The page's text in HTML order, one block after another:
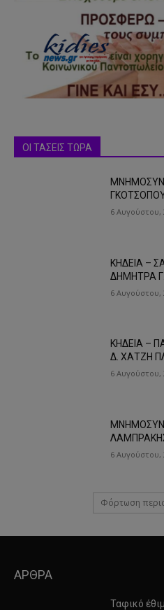
ΟΙ ΤΑΣΕΙΣ ΤΩΡΑ
6 Αυγούστου,
ΚΗΔΕΙΑ –
ΔΗΜΗΤΡΑ
6 Αυγούστου,
ΚΗΔΕΙΑ –
Δ. ΧΑΤΖΗ
6 Αυγούστου,
6 Αυγούστου,
Φόρτωση
ΑΡΘΡΑ
Ταφικό